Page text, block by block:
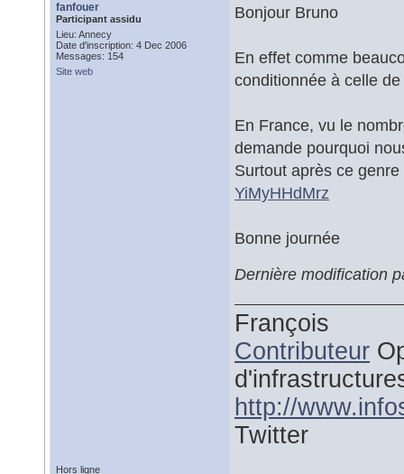
fanfouer
Participant assidu
Lieu: Annecy
Date d'inscription: 4 Dec 2006
Messages: 154
Site web
Bonjour Bruno
En effet comme
conditionnée à celle
En France, vu le
demande pourquoi
Surtout après ce
YiMyHHdMrz
Bonne journée
Dernière modification
François
Contributeur
http://
Twitter
Hors ligne